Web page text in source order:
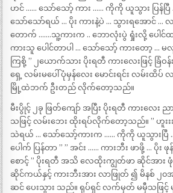
ဟင် …… သော်သော့် ကား …… ကိုကို ယူသွား ပြန်ပ
သော်သော်ရယ် … ပိုး ကားနဲ့ပဲ … သွားရအောင် …
တောက် …….သူ့ကားက .. ဘောလုံးပွဲ ရှုံးလို့ ပေါင်ထ
ကားသူ ပေါင်တာပါ … သော်သော့် ကားတော့ …
ကြစို့ ” ၂ယောက်သား ပိုးရတီ ကားလေးဖြင့် ခ
ရှေ့ လမ်းမပေါ် ပုံမှန်လေး မောင်းရင်း လမ်းထိပ်
မြို့ထဲဘက် ဦးတည် လိုက်တော့သည်။
မီးပွိုင့် ၂ခု ဖြတ်ကျော် အပြီး ပိုးရတီ ကားလေး
သဖြင့် လမ်းဘေး ထိုးရပ်လိုက်တော့သည်။ ” ဟူးးးး
သဲရယ် … သော်သော့်ကားက …… ကိုကို ယူသွားပြီ
ပေါက် ပြန်တာ ” ” အင်း …… ကားဘီး ဖာဖို့ …
စောင့် ” ပိုးရတီ အသိ လေထိုးကျွတ်ဖာ ဆိုင်အား
ဆိုင်ကယ်နှင့် ကားဘီးအား လာဖြုတ် ၍ မိနစ် ၂
ဆင် ပေးသွား သည်။ ရုပ်ရှင် လက်မှတ် မမှီသဖြင့်